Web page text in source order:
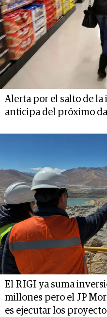
Alerta por el salto de
anticipa del próximo
El RIGI ya suma
millones pero el JP
es ejecutar los